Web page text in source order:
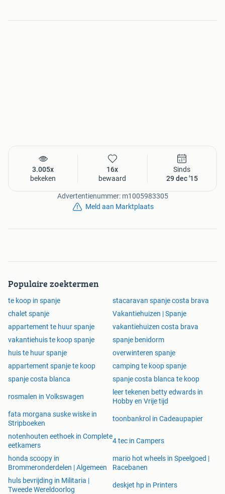
3.005x
bekeken
16x
bewaard
Sinds
29 dec '15
Advertentienummer: m1005983305
Meld aan Marktplaats
Populaire zoektermen
te koop in spanje
stacaravan spanje costa brava
chalet spanje
Vakantiehuizen | Spanje
appartement te huur spanje
vakantiehuizen costa brava
vakantiehuis te koop spanje
spanje benidorm
huis te huur spanje
overwinteren spanje
appartement spanje te koop
camping te koop spanje
spanje costa blanca
spanje costa blanca te koop
rosmalen in Volkswagen
leer tekenen betty edwards in
Hobby en Vrije tijd
fata morgana suske wiske in
Stripboeken
toonbankrol in Cadeaupapier
notenhouten eethoek in Complete
eetkamers
4 tec in Campers
honda scoopy in
Brommeronderdelen | Algemeen
mario hot wheels in Speelgoed |
Racebanen
huls bevrijding in Militaria |
Tweede Wereldoorlog
deskjet hp in Printers